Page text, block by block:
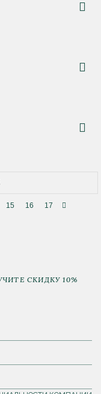
15 16 17
СКИДКУ 10%